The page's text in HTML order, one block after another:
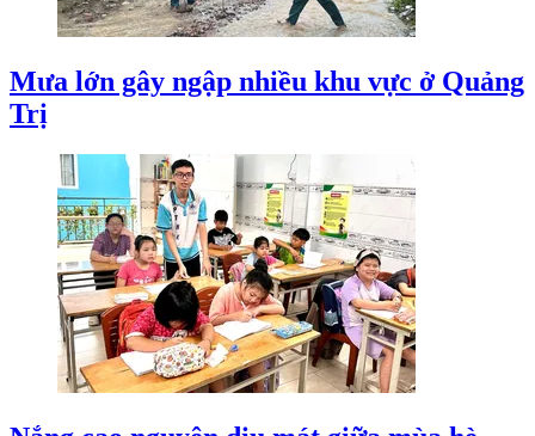
Mưa lớn gây ngập nhiều khu vực ở Quảng
Trị